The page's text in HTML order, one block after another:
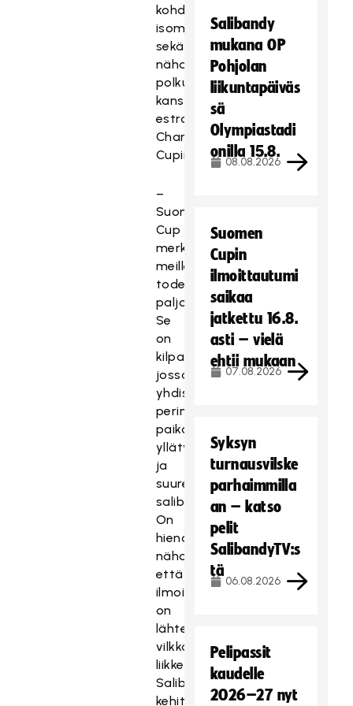
kohdata
isompiaan
sekä
nähdä
polkuna
kansainväliselle
estradille,
Champions
Cupiin.
–
Suomen
Cup
merkitsee
meille
todella
paljon.
Se
on
kilpailu,
jossa
yhdistyvät
perinteet,
paikallisuus,
yllätykset
ja
suuret
salibandytarinat.
On
hienoa
nähdä,
että
ilmoittautuminen
on
lähtenyt
vilkkaasti
liikkeelle,
Salibandyliiton
kehittämispäällikkö
Salibandy
mukana OP
Pohjolan
liikuntapäiväs
sä
Olympiastadi
onilla 15.8.
08.08.2026
Suomen
Cupin
ilmoittautumi
saikaa
jatkettu 16.8.
asti – vielä
ehtii mukaan
07.08.2026
Syksyn
turnausvilske
parhaimmilla
an – katso
pelit
SalibandyTV:s
tä
06.08.2026
Pelipassit
kaudelle
2026–27 nyt